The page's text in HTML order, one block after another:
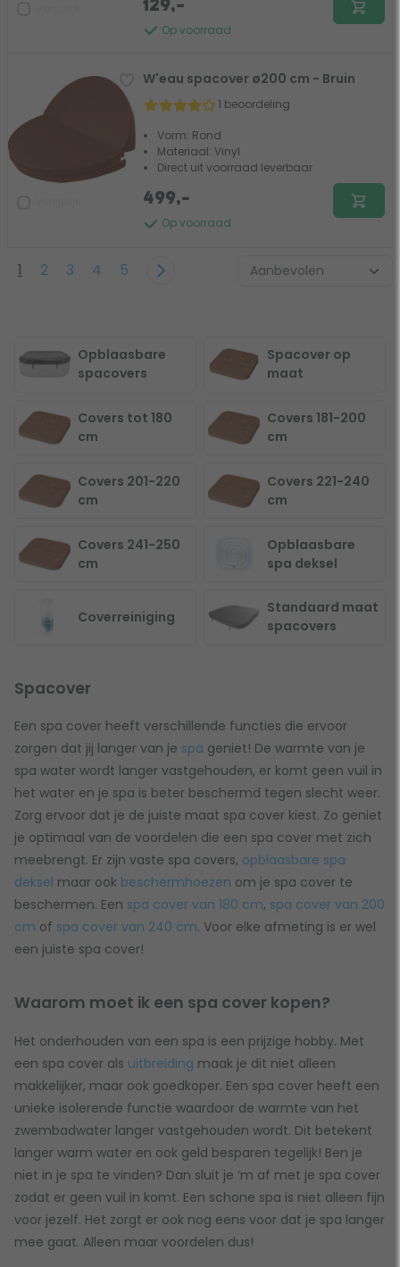
Op voorraad
129,-
W'eau spacover ø200 cm - Bruin
1 beoordeling
Vorm: Rond
Materiaal: Vinyl
Direct uit voorraad leverbaar
Op voorraad
499,-
1 2 3 4 5
Opblaasbare
spacovers
Spacover op
maat
Covers tot 180
cm
Covers 181-200
cm
Covers 201-220
cm
Covers 221-240
cm
Covers 241-250
cm
Opblaasbare
spa deksel
Coverreiniging
Standaard maat
spacovers
Spacover
Een spa cover heeft verschillende functies die ervoor
zorgen dat jij langer van je spa geniet! De warmte van je
spa water wordt langer vastgehouden, er komt geen vuil in
het water en je spa is beter beschermd tegen slecht weer.
Zorg ervoor dat je de juiste maat spa cover kiest. Zo geniet
je optimaal van de voordelen die een spa cover met zich
meebrengt. Er zijn vaste spa covers, opblaasbare spa
deksel maar ook beschermhoezen om je spa cover te
beschermen. Een spa cover van 180 cm, spa cover van 200
cm of spa cover van 240 cm. Voor elke afmeting is er wel
een juiste spa cover!
Waarom moet ik een spa cover kopen?
Het onderhouden van een spa is een prijzige hobby. Met
een spa cover als uitbreiding maak je dit niet alleen
makkelijker, maar ook goedkoper. Een spa cover heeft een
unieke isolerende functie waardoor de warmte van het
zwembadwater langer vastgehouden wordt. Dit betekent
langer warm water en ook geld besparen tegelijk! Ben je
niet in je spa te vinden? Dan sluit je ‘m af met je spa cover
zodat er geen vuil in komt. Een schone spa is niet alleen fijn
voor jezelf. Het zorgt er ook nog eens voor dat je spa langer
mee gaat. Alleen maar voordelen dus!